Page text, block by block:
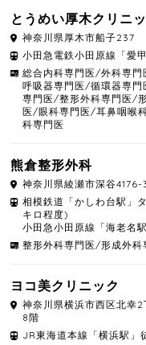
とうめい厚木クリニ
神奈川県 厚木市船子237
小田急電鉄小田原線「愛
総合内科専門医/外科専
呼吸器専門医/循環器専
専門医/整形外科専門医/
医/眼科専門医/耳鼻咽喉
科専門医
熊倉整形外科
神奈川県綾瀬市深谷4176-
相模鉄道「かしわ台駅」
キロ程度)
小田急小田原線「海老名
整形外科専門医/形成外
ヨコ美クリニック
神奈川県横浜市西区北幸2
8階
JR東海道本線「横浜駅」